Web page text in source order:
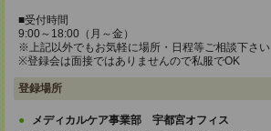
■受付時間
9:00～18:00（月～金）
※上記以外でもお気軽に場所・日程等ご相談下さい
※登録会は面接ではありませんので私服でOK
登録場所
メディカルケア事業部 宇都宮オフィス